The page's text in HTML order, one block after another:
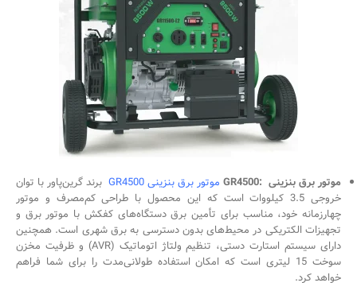
موتور برق بنزینی :GR4500 موتور برق بنزینی GR4500
برند گرین‌پاور با توان
خروجی 3.5 کیلووات است که این محصول با طراحی کم‌مصرف و موتور
چهارزمانه خود، مناسب برای تأمین برق دستگاه‌های کفکش با موتور برق و
تجهیزات الکتریکی در محیط‌های بدون دسترسی به برق شهری است. همچنین
دارای سیستم استارت دستی، تنظیم ولتاژ اتوماتیک (AVR) و ظرفیت مخزن
سوخت 15 لیتری است که امکان استفاده طولانی‌مدت را برای شما فراهم
خواهد کرد.